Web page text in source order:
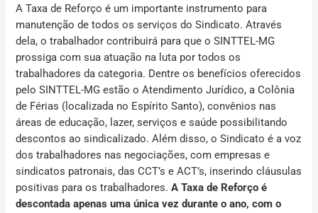
A Taxa de Reforço é um importante instrumento para
manutenção de todos os serviços do Sindicato. Através
dela, o trabalhador contribuirá para que o SINTTEL-MG
prossiga com sua atuação na luta por todos os
trabalhadores da categoria. Dentre os benefícios oferecidos
pelo SINTTEL-MG estão o Atendimento Jurídico, a Colônia
de Férias (localizada no Espírito Santo), convênios nas
áreas de educação, lazer, serviços e saúde possibilitando
descontos ao sindicalizado. Além disso, o Sindicato é a voz
dos trabalhadores nas negociações, com empresas e
sindicatos patronais, das CCT’s e ACT’s, inserindo cláusulas
positivas para os trabalhadores.A Taxa de Reforço é
descontada apenas uma única vez durante o ano, com o